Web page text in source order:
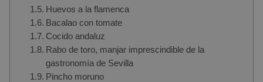
Huevos a la flamenca
Bacalao con tomate
Cocido andaluz
Rabo de toro, manjar imprescindible de la
gastronomía de Sevilla
Pincho moruno